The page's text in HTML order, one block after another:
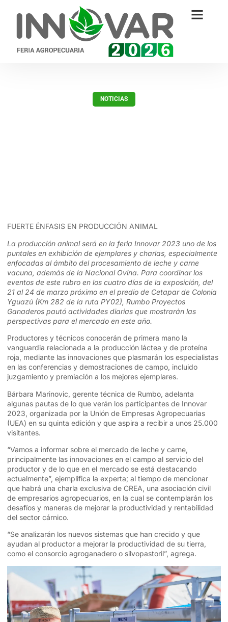
NOTICIAS
FUERTE ÉNFASIS EN PRODUCCIÓN ANIMAL
La producción animal será en la feria Innovar 2023 uno de los
puntales en exhibición de ejemplares y charlas, especialmente
enfocadas al ámbito del procesamiento de leche y carne
vacuna, además de la Nacional Ovina. Para coordinar los
eventos de este rubro en los cuatro días de la exposición, del
21 al 24 de marzo próximo en el predio de Cetapar de Colonia
Yguazú (Km 282 de la ruta PY02), Rumbo Proyectos
Ganaderos pautó actividades diarias que mostrarán las
perspectivas para el mercado en este año.
Productores y técnicos conocerán de primera mano la
vanguardia relacionada a la producción láctea y de proteína
roja, mediante las innovaciones que plasmarán los especialistas
en las conferencias y demostraciones de campo, incluido
juzgamiento y premiación a los mejores ejemplares.
Bárbara Marinovic, gerente técnica de Rumbo, adelanta
algunas pautas de lo que verán los participantes de Innovar
2023, organizada por la Unión de Empresas Agropecuarias
(UEA) en su quinta edición y que aspira a recibir a unos 25.000
visitantes.
“Vamos a informar sobre el mercado de leche y carne,
principalmente las innovaciones en el campo al servicio del
productor y de lo que en el mercado se está destacando
actualmente”, ejemplifica la experta; al tiempo de mencionar
que habrá una charla exclusiva de CREA, una asociación civil
de empresarios agropecuarios, en la cual se contemplarán los
desafíos y maneras de mejorar la productividad y rentabilidad
del sector cárnico.
“Se analizarán los nuevos sistemas que han crecido y que
ayudan al productor a mejorar la productividad de su tierra,
como el consorcio agroganadero o silvopastoril”, agrega.